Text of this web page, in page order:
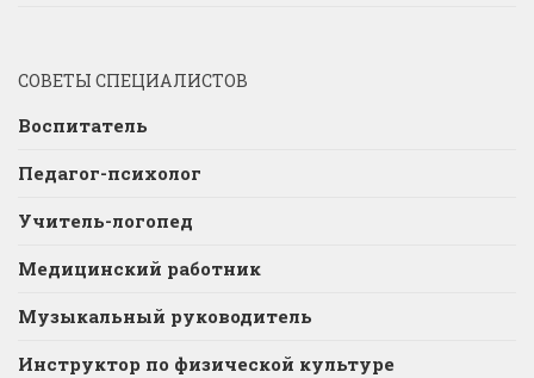
СОВЕТЫ СПЕЦИАЛИСТОВ
Воспитатель
Педагог-психолог
Учитель-логопед
Медицинский работник
Музыкальный руководитель
Инструктор по физической культуре